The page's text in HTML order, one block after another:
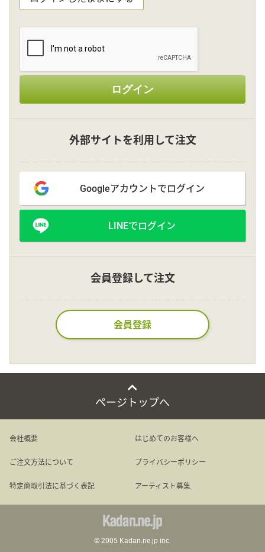
花言葉辞典
初めてのお客様
プライバシーポリシー
facebook
Language
日本語
English
ログイン
外部サイトを利用して注文
Googleアカウントでログイン
LINEでログイン
会員登録して注文
会員登録
ページトップへ
会社概要 はじめてのお客様へ
ご注文方法について プライバシーポリシー
特定商取引法に基づく表記 アーティスト募集
© 2005 Kadan.ne.jp inc.